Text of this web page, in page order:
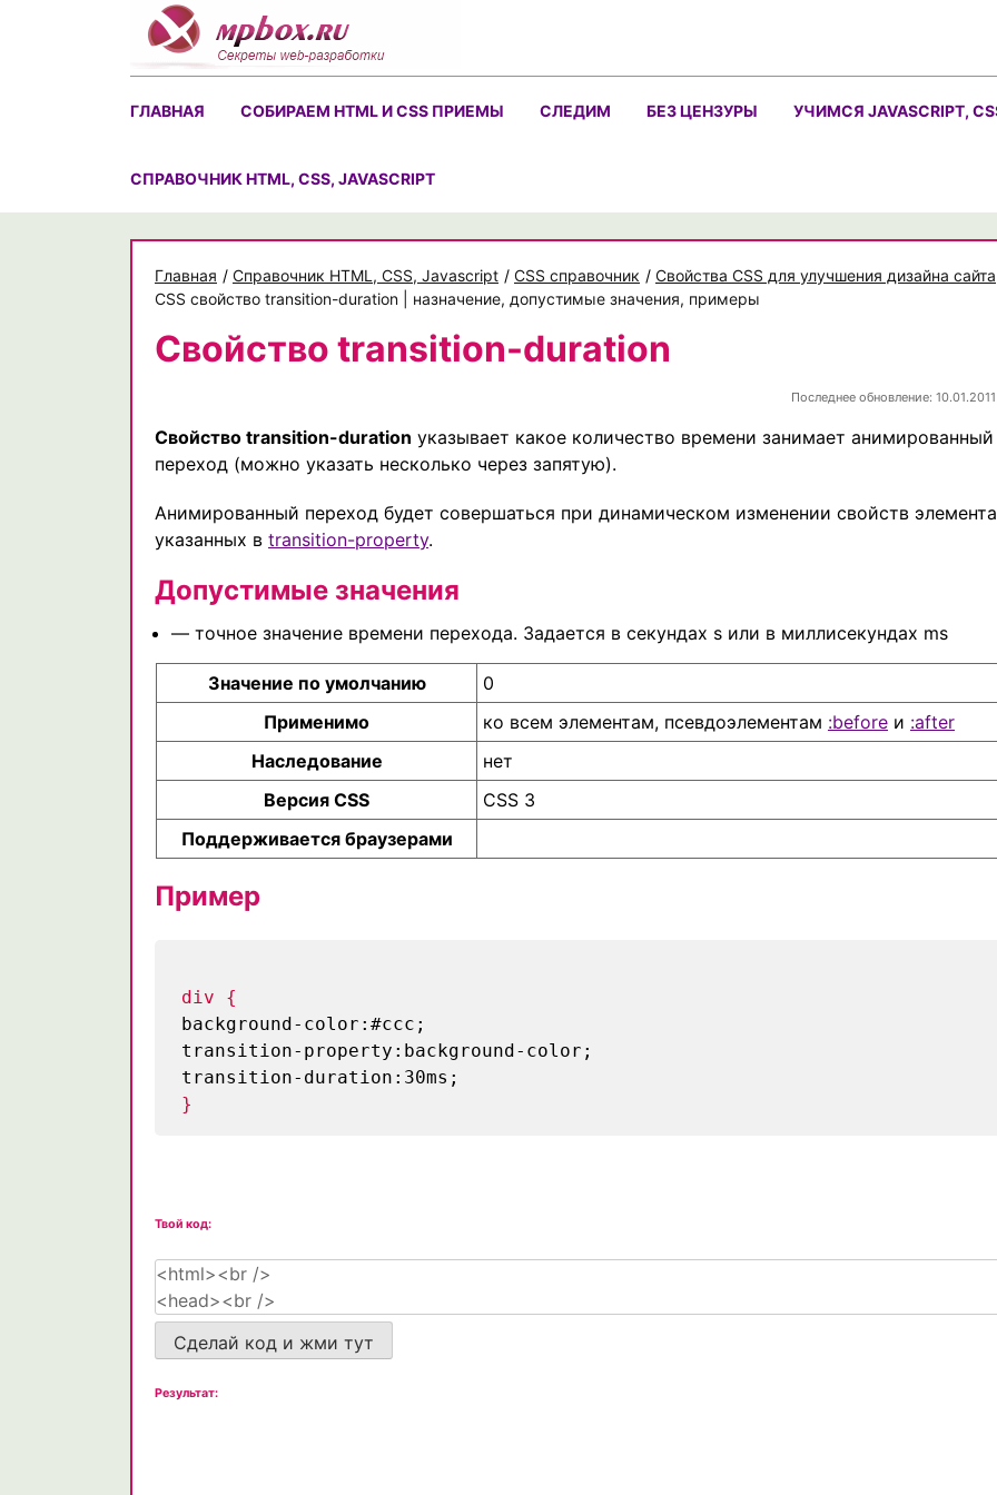
ГЛАВНАЯ СОБИРАЕМ HTML И CSS ПРИЕМЫ СЛЕДИМ БЕЗ ЦЕНЗУРЫ УЧИМСЯ JAVASCRIPT,
CПРАВОЧНИК HTML, CSS, JAVASCRIPT
Главная / Cправочник HTML, CSS, Javascript / CSS справочник / Свойства CSS для улучшения дизайна сайта
CSS свойство transition-duration | назначение, допустимые значения, примеры
Свойство transition-duration
Последнее обновление: 10.01.2011
Свойство transition-duration указывает какое количество времени занимает анимированный
переход (можно указать несколько через запятую).
Анимированный переход будет совершаться при динамическом изменении свойств
указанных в transition-property.
Допустимые значения
— точное значение времени перехода. Задается в секундах s или в миллисекундах ms
Значение по умолчанию
0
Применимо
ко всем элементам, псевдоэлементам :before и :after
Наследование
нет
Версия CSS
CSS 3
Поддерживается браузерами
Пример
div {
background-color:#ccc;
transition-property:background-color;
transition-duration:30ms;
}
Твой код:
Сделай код и жми тут
Результат: